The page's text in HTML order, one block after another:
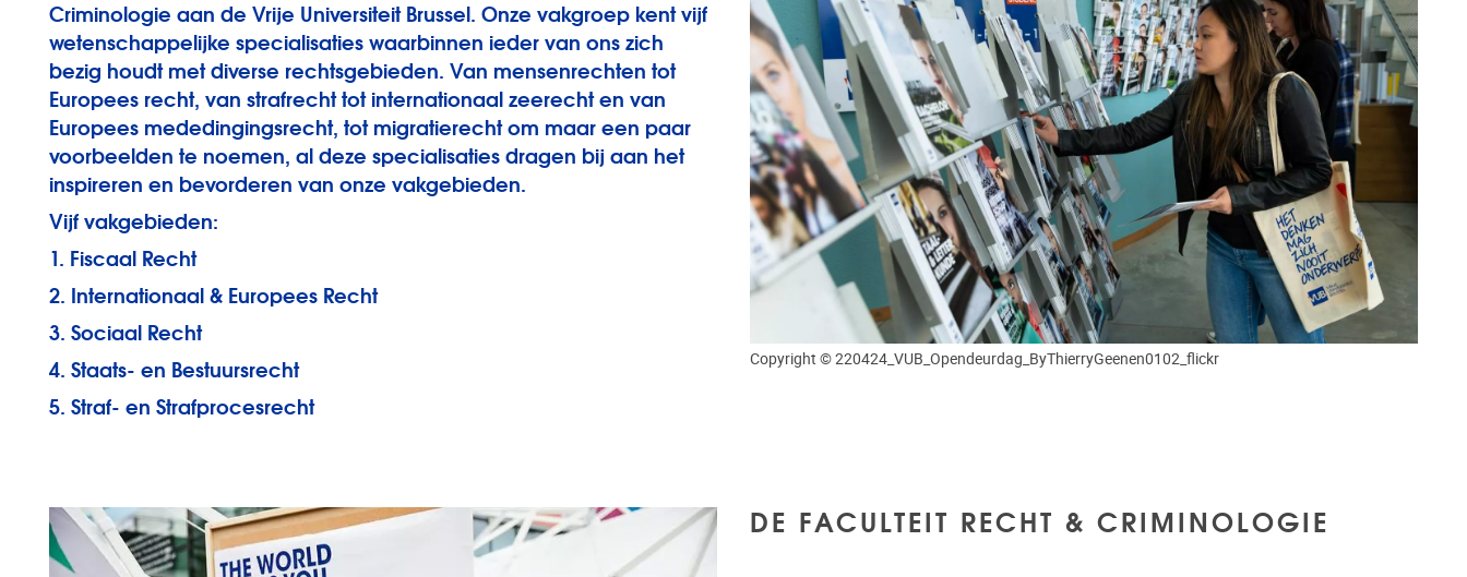
Criminologie aan de Vrije Universiteit Brussel. Onze vakgroep kent vijf
wetenschappelijke specialisaties waarbinnen ieder van ons zich
bezig houdt met diverse rechtsgebieden. Van mensenrechten tot
Europees recht, van strafrecht tot internationaal zeerecht en van
Europees mededingingsrecht, tot migratierecht om maar een paar
voorbeelden te noemen, al deze specialisaties dragen bij aan het
inspireren en bevorderen van onze vakgebieden.
Vijf vakgebieden:
1. Fiscaal Recht
2. Internationaal & Europees Recht
3. Sociaal Recht
4. Staats- en Bestuursrecht
5. Straf- en Strafprocesrecht
Copyright © 220424_VUB_Opendeurdag_ByThierryGeenen0102_flickr
DE FACULTEIT RECHT & CRIMINOLOGIE